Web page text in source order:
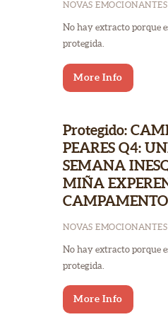
NOVAS EMOCIONANTES
No hay extracto porque
protegida.
More Info
Protegido:
PEARES Q4:
SEMANA
MIÑA
CAMPAMENTO
NOVAS EMOCIONANTES
No hay extracto porque
protegida.
More Info